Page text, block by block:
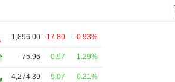
1,896.00 -17.80 -0.93%
75.96 0.97 1.29%
4,274.39 9.07 0.21%